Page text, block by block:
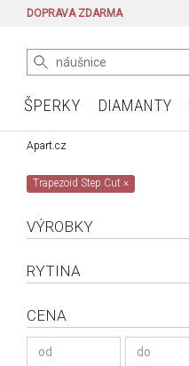
DOPRAVA ZDARMA
ŠPERKY DIAMANTY
Apart.cz
Trapezoid Step Cut×
VÝROBKY
RYTINA
CENA